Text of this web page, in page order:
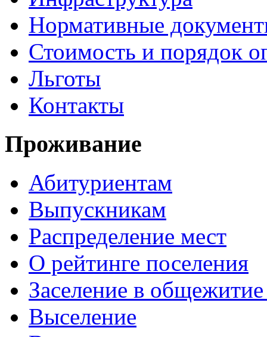
Нормативные
Стоимость и порядок
Льготы
Контакты
Проживание
Абитуриентам
Выпускникам
Распределение мест
О рейтинге поселения
Заселение в
Выселение